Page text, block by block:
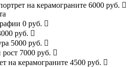
на керамограните 6000 руб.
0 руб.
руб.
5000 руб.
7000 руб.
на керамограните 4500 руб.